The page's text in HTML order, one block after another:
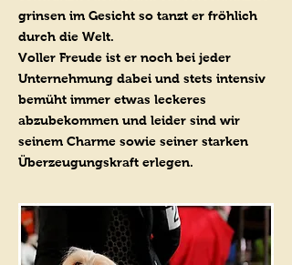
grinsen im Gesicht so tanzt er fröhlich
durch die Welt.
Voller Freude ist er noch bei jeder
Unternehmung dabei und stets intensiv
bemüht immer etwas leckeres
abzubekommen und leider sind wir
seinem Charme sowie seiner starken
Überzeugungskraft erlegen.